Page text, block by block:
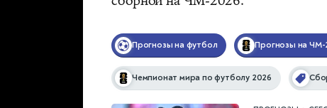
Прогнозы на футбол Прогнозы на ЧМ-
Чемпионат мира по футболу 2026